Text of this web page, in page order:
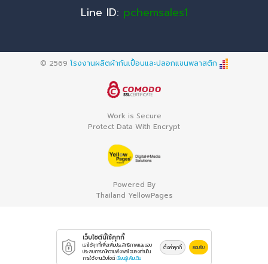
Line ID: pchemsales1
© 2569 โรงงานผลิตผ้ากันเปื้อนและปลอกแขนพลาสติก
Work is Secure
Protect Data With Encrypt
Powered By
Thailand YellowPages
เว็บไซต์นี้ใช้คุกกี้
เราใช้คุกกี้เพื่อเพิ่มประสิทธิภาพและมอบ
ประสบการณ์ความพึงพอใจของท่านใน
การใช้งานเว็บไซต์เรียนรู้เพิ่มเติม
ตั้งค่าคุกกี้ ยอมรับ